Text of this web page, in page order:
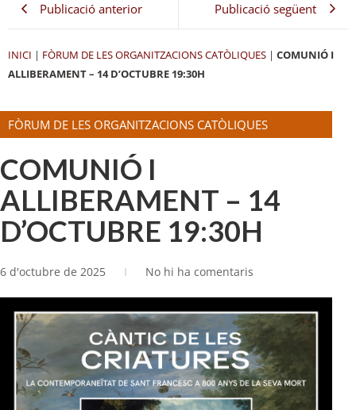
Publicació anterior Publicació següent
INICI | FÒRUM DE LES ORGANITZACIONS CATÒLIQUES | COMUNIÓ I
ALLIBERAMENT – 14 D’OCTUBRE 19:30H
FÒRUM DE LES ORGANITZACIONS CATÒLIQUES
COMUNIÓ I
ALLIBERAMENT – 14
D’OCTUBRE 19:30H
6 d'octubre de 2025 No hi ha comentaris